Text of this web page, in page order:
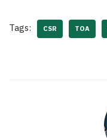
Tags: CSR TOA